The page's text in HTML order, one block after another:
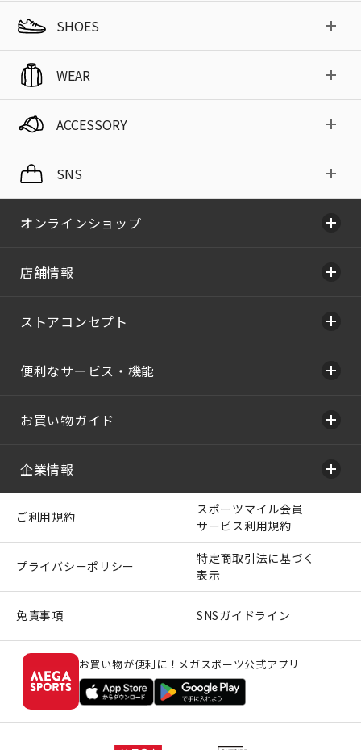
SHOES
WEAR
ACCESSORY
SNS
オンラインショップ
店舗情報
ストアコンセプト
便利なサービス・機能
お買い物ガイド
企業情報
ご利用規約
スポーツマイル会員
サービス利用規約
プライバシーポリシー
特定商取引法に基づく
表示
免責事項 SNSガイドライン
お買い物が便利に！メガスポーツ公式アプリ